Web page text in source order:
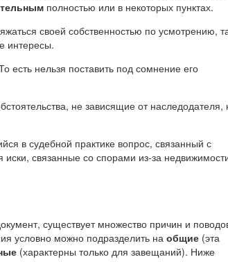
полностью или в некоторых пунктах.
своей собственностью по усмотрению,
интересы.
есть нельзя поставить под сомнение его
не зависящие от наследодателя,
в судебной практике вопрос, связанный с
связанные со спорами из-за
существует множество причин и
условно можно подразделить на общие (эта
(характерны только для завещаний). Ниже